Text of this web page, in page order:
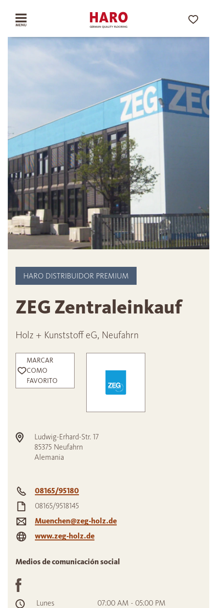
HARO DISTRIBUIDOR PREMIUM
ZEG Zentraleinkauf
Holz + Kunststoff eG, Neufahrn
MARCAR
COMO
FAVORITO
Ludwig-Erhard-Str. 17
85375 Neufahrn
Alemania
08165/95180
08165/9518145
Muenchen@zeg-holz.de
www.zeg-holz.de
Medios de comunicación social
Lunes
07:00 AM - 05:00 PM